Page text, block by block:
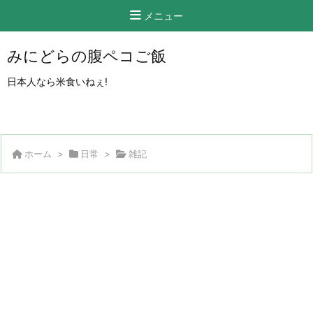
メニュー
みにどらの腹ペコご飯
日本人なら米食いねぇ!
ホーム > 日常 > 雑記